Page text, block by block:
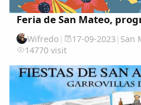
Feria de San Mateo,
Wifredo | 17-09-2023| San
14770 visit